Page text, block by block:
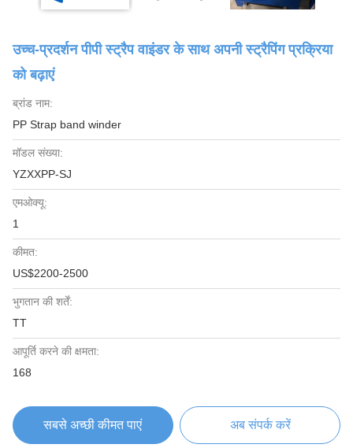
उच्च-प्रदर्शन पीपी स्ट्रैप वाइंडर के साथ अपनी स्ट्रैपिंग प्रक्रिया
को बढ़ाएं
ब्रांड नाम:
PP Strap band winder
मॉडल संख्या:
YZXXPP-SJ
एमओक्यू:
1
कीमत:
US$2200-2500
भुगतान की शर्तें:
TT
आपूर्ति करने की क्षमता:
168
सबसे अच्छी कीमत पाएं अब संपर्क करें